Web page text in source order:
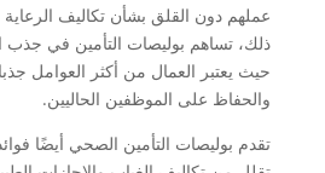
عملهم دون القلق بشأن تكاليف الرعاية
ذلك، تساهم بوليصات التأمين في جذب
حيث يعتبر العمال من أكثر العوامل
والحفاظ على الموظفين الحاليين.
تقدم بوليصات التأمين الصحي أيضًا